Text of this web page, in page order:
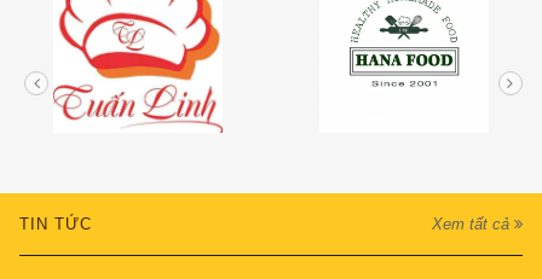
TIN TỨC Xem tất cả